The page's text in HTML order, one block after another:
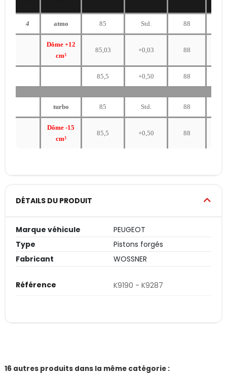
4 atmo 85 Std. 88
Dôme +12
cm³
85,03 +0,03 88
85,5 +0,50 88
turbo 85 Std. 88
Dôme -15
cm³
85,5 +0,50 88
DÉTAILS DU PRODUIT
Marque véhicule
PEUGEOT
Type
Pistons forgés
Fabricant
WOSSNER
Référence K9190 - K9287
16 autres produits dans la même catégorie :